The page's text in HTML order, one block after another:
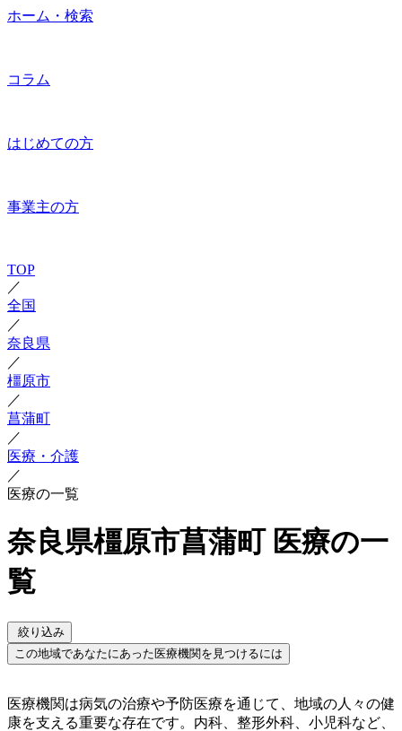
ホーム・検索
コラム
はじめての方
事業主の方
TOP
／
全国
／
奈良県
／
橿原市
／
菖蒲町
／
医療・介護
／
医療の一覧
奈良県橿原市菖蒲町 医療の一
覧
絞り込み
この地域であなたにあった医療機関を見つけるには
医療機関は病気の治療や予防医療を通じて、地域の人々の健
康を支える重要な存在です。内科、整形外科、小児科など、